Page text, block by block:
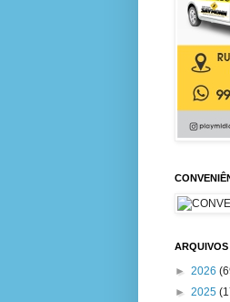
► 2026
► 2025